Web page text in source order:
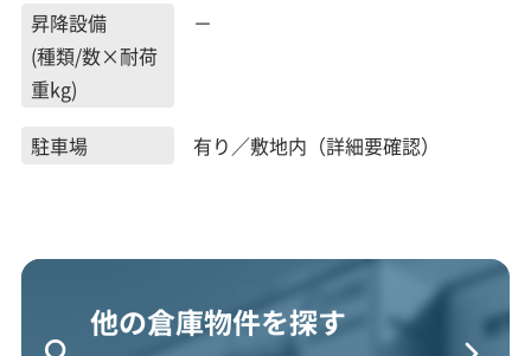
昇降設備
(種類/数×耐荷
重kg)
－
駐車場 有り／敷地内（詳細要確認）
他の倉庫物件を探す